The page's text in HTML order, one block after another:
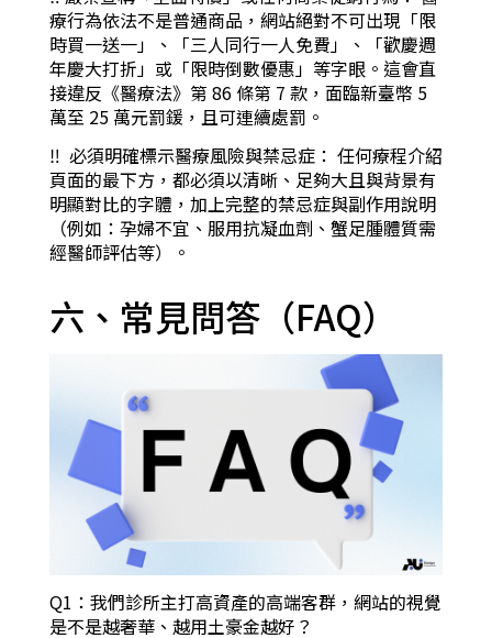
療行為依法不是普通商品，網站絕對不可出現「限
時買一送一」、「三人同行一人免費」、「歡慶週
年慶大打折」或「限時倒數優惠」等字眼。這會直
接違反《醫療法》第 86 條第 7 款，面臨新臺幣 5
萬至 25 萬元罰鍰，且可連續處罰。
‼︎ 必須明確標示醫療風險與禁忌症： 任何療程介紹
頁面的最下方，都必須以清晰、足夠大且與背景有
明顯對比的字體，加上完整的禁忌症與副作用說明
（例如：孕婦不宜、服用抗凝血劑、蟹足腫體質需
經醫師評估等）。
六、常見問答（FAQ）
Q1：我們診所主打高資產的高端客群，網站的視覺
是不是越奢華、越用土豪金越好？